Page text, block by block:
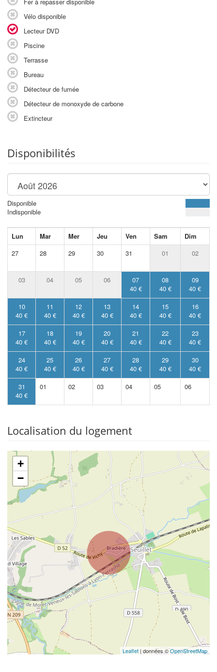
Vélo disponible
Lecteur DVD
Piscine
Terrasse
Bureau
Détecteur de fumée
Détecteur de monoxyde de carbone
Extincteur
Disponibilités
Disponible
Indisponible
Lun Mar Mer Jeu Ven Sam
Dim
27
28 29 30 31 01 02
03 04 05 06
07
40 €
08
40 €
09
40 €
10
40 €
11
40 €
12
40 €
13
40 €
14
40 €
15
40 €
16
40 €
17
40 €
18
40 €
19
40 €
20
40 €
21
40 €
22
40 €
23
40 €
24
40 €
25
40 €
26
40 €
27
40 €
28
40 €
29
40 €
30
40 €
31
40 €
01 02 03 04 05 06
Localisation du logement
+
−
Leaflet | données ©OpenStreetMap